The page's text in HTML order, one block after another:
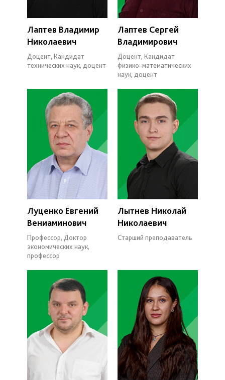
Лаптев Владимир
Николаевич
Доцент, Кандидат
технических наук, доцент
Лаптев Сергей
Владимирович
Доцент, Кандидат
физико-математических
наук, доцент
Луценко Евгений
Вениаминович
Профессор, Доктор
экономических наук,
профессор
Лытнев Николай
Николаевич
Старший преподаватель